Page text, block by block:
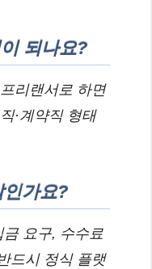
되나요?
리랜서로 하면
·계약직 형태
가요?
요구, 수수료
드시 정식 플랫